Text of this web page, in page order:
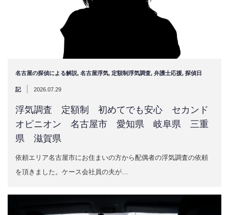
名古屋の探偵による解説, 名古屋浮気, 定額制浮気調査, 弁護士応援, 探偵日
記 | 2026.07.29
浮気調査 定額制 初めてでも安心 セカンド
オピニオン 名古屋市 愛知県 岐阜県 三重
県 滋賀県
依頼エリア名古屋市にお住まいの方から配偶者の浮気調査の依頼
を頂きました。ケース会社員の夫が…